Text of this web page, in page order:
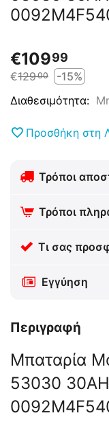
€10999
€12900
-15%
Διαθεσιμότητα:
Προσθήκη στη
Τρόποι
Τρόποι
Τι σας
Εγγύηση
Περιγραφή
Μπαταρία
53030